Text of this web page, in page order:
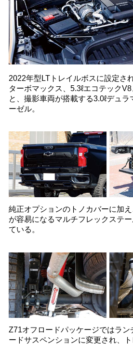
2022年型LTトレイルボスに設定さ
ターボマックス、5.3ℓエコテック
と、撮影車両が搭載する3.0ℓデュラ
ーゼル。
純正オプションのトノカバーに加
が容易になるマルチフレックステ
ている。
Z71オフロードパッケージではラン
ードサスペンションに変更され、